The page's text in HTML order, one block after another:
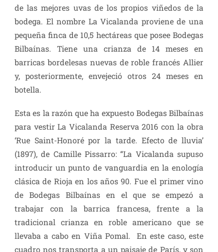
de las mejores uvas de los propios viñedos de la
bodega. El nombre La Vicalanda proviene de una
pequeña finca de 10,5 hectáreas que posee Bodegas
Bilbaínas. Tiene una crianza de 14 meses en
barricas bordelesas nuevas de roble francés Allier
y, posteriormente, envejeció otros 24 meses en
botella.
Esta es la razón que ha expuesto Bodegas Bilbaínas
para vestir La Vicalanda Reserva 2016 con la obra
‘Rue Saint-Honoré por la tarde. Efecto de lluvia’
(1897), de Camille Pissarro: “La Vicalanda supuso
introducir un punto de vanguardia en la enología
clásica de Rioja en los años 90. Fue el primer vino
de Bodegas Bilbaínas en el que se empezó a
trabajar con la barrica francesa, frente a la
tradicional crianza en roble americano que se
llevaba a cabo en Viña Pomal. En este caso, este
cuadro nos transporta a un paisaje de París, y son